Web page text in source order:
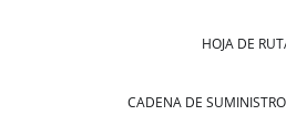
HOJA DE
CADENA DE